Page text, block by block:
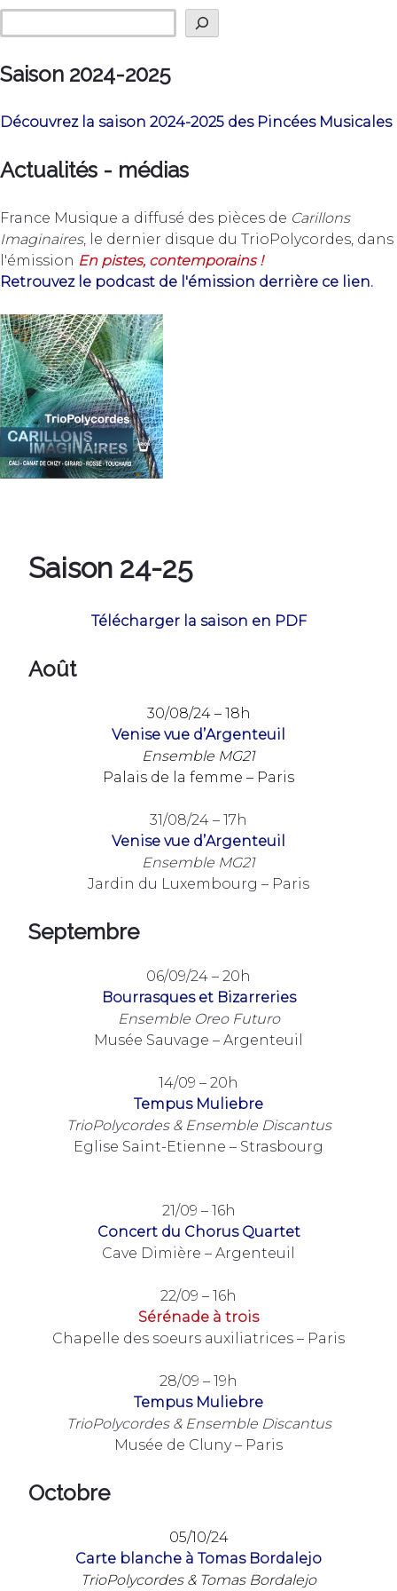
Saison 2024-2025
Découvrez la saison 2024-2025 des Pincées Musicales
Actualités - médias
France Musique a diffusé des pièces de Carillons
Imaginaires, le dernier disque du TrioPolycordes, dans
l'émission En pistes, contemporains !
Retrouvez le podcast de l'émission derrière ce lien.
Saison 24-25
Télécharger la saison en PDF
Août
30/08/24 – 18h
Venise vue d’Argenteuil
Ensemble MG21
Palais de la femme – Paris
31/08/24 – 17h
Venise vue d’Argenteuil
Ensemble MG21
Jardin du Luxembourg – Paris
Septembre
06/09/24 – 20h
Bourrasques et Bizarreries
Ensemble Oreo Futuro
Musée Sauvage – Argenteuil
14/09 – 20h
Tempus Muliebre
TrioPolycordes & Ensemble Discantus
Eglise Saint-Etienne – Strasbourg
21/09 – 16h
Concert du Chorus Quartet
Cave Dimière – Argenteuil
22/09 – 16h
Sérénade à trois
Chapelle des soeurs auxiliatrices – Paris
28/09 – 19h
Tempus Muliebre
TrioPolycordes & Ensemble Discantus
Musée de Cluny – Paris
Octobre
05/10/24
Carte blanche à Tomas Bordalejo
TrioPolycordes & Tomas Bordalejo